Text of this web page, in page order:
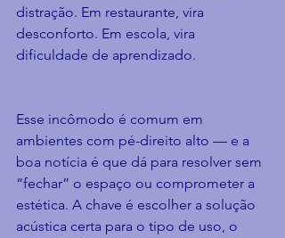
distração. Em restaurante, vira
desconforto. Em escola, vira
dificuldade de aprendizado.
Esse incômodo é comum em
ambientes com pé-direito alto — e a
boa notícia é que dá para resolver sem
“fechar” o espaço ou comprometer a
estética. A chave é escolher a solução
acústica certa para o tipo de uso, o